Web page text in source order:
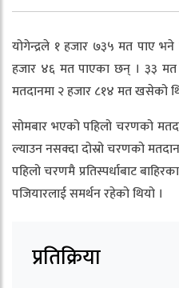
योगेन्द्रले १ हजार ७३५ मत पाए भने
हजार ४६ मत पाएका छन् । ३३
मतदानमा २ हजार ८१४ मत खसेको
सोमबार भएको पहिलो चरणको
ल्याउन नसक्दा दोस्रो चरणको
पहिलो चरणमै प्रतिस्पर्धाबाट
पजियारलाई समर्थन रहेको थियो ।
प्रतिक्रिया